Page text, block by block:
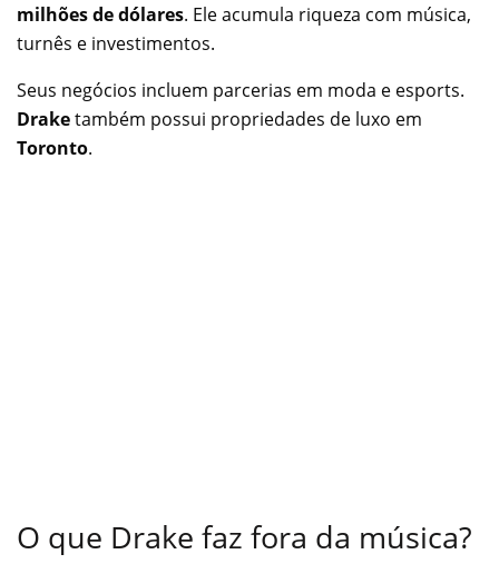
milhões de dólares. Ele acumula riqueza com música,
turnês e investimentos.
Seus negócios incluem parcerias em moda e esports.
Draketambém possui propriedades de luxo em
Toronto.
O que Drake faz fora da música?